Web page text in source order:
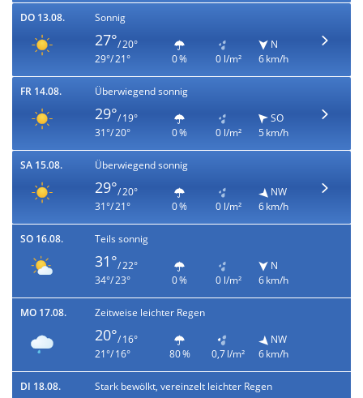
DO 13.08. Sonnig
27°/ 20°
29°/ 21°
0 % 0 l/m²
N
6 km/h
FR 14.08. Überwiegend sonnig
29°/ 19°
31°/ 20°
0 % 0 l/m²
SO
5 km/h
SA 15.08. Überwiegend sonnig
29°/ 20°
31°/ 21°
0 % 0 l/m²
NW
6 km/h
SO 16.08. Teils sonnig
31°/ 22°
34°/ 23°
0 % 0 l/m²
N
6 km/h
MO 17.08. Zeitweise leichter Regen
20°/ 16°
21°/ 16°
80 % 0,7 l/m²
NW
6 km/h
DI 18.08. Stark bewölkt, vereinzelt leichter Regen